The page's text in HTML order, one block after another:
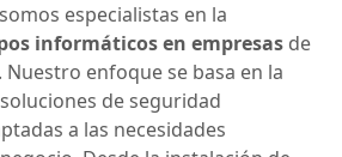
especialistas en la
informáticos en empresas de
Nuestro enfoque se basa en la
de seguridad
a las necesidades